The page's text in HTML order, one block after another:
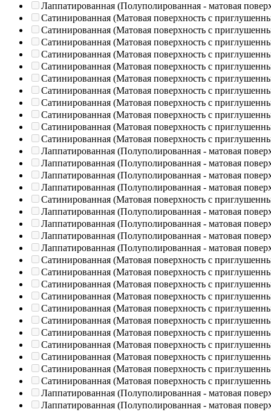
Лаппатированная (Полуполированная - матовая
Сатинированная (Матовая поверхность с
Сатинированная (Матовая поверхность с
Сатинированная (Матовая поверхность с
Сатинированная (Матовая поверхность с
Сатинированная (Матовая поверхность с
Сатинированная (Матовая поверхность с
Сатинированная (Матовая поверхность с
Сатинированная (Матовая поверхность с
Сатинированная (Матовая поверхность с
Сатинированная (Матовая поверхность с
Сатинированная (Матовая поверхность с
Лаппатированная (Полуполированная - матовая
Лаппатированная (Полуполированная - матовая
Лаппатированная (Полуполированная - матовая
Лаппатированная (Полуполированная - матовая
Сатинированная (Матовая поверхность с
Лаппатированная (Полуполированная - матовая
Лаппатированная (Полуполированная - матовая
Лаппатированная (Полуполированная - матовая
Лаппатированная (Полуполированная - матовая
Сатинированная (Матовая поверхность с
Сатинированная (Матовая поверхность с
Сатинированная (Матовая поверхность с
Сатинированная (Матовая поверхность с
Сатинированная (Матовая поверхность с
Сатинированная (Матовая поверхность с
Сатинированная (Матовая поверхность с
Сатинированная (Матовая поверхность с
Сатинированная (Матовая поверхность с
Сатинированная (Матовая поверхность с
Сатинированная (Матовая поверхность с
Лаппатированная (Полуполированная - матовая
Лаппатированная (Полуполированная - матовая